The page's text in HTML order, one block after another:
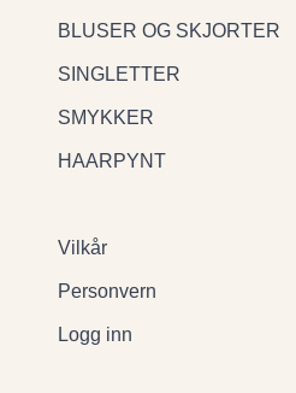
BLUSER OG SKJORTER
SINGLETTER
SMYKKER
HAARPYNT
Vilkår
Personvern
Logg inn